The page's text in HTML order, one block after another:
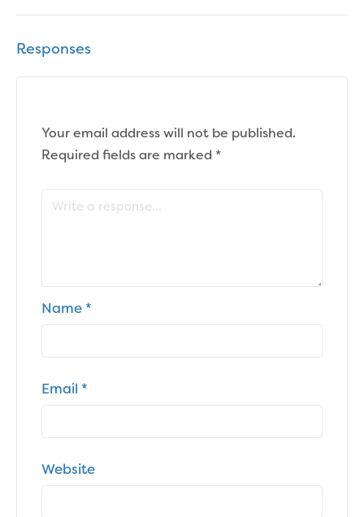
Responses
Your email address will not be published.
Required fields are marked *
Name *
Email *
Website